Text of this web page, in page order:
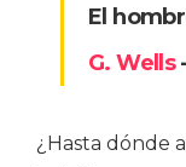
El
G. Wells
¿Hasta dónde